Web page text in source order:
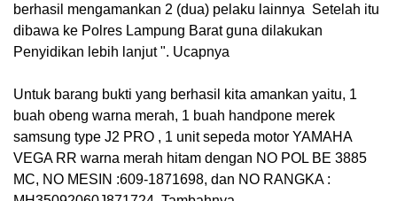
berhasil mengamankan 2 (dua) pelaku lainnya Setelah itu
dibawa ke Polres Lampung Barat guna dilakukan
Penyidikan lebih lanjut ". Ucapnya
Untuk barang bukti yang berhasil kita amankan yaitu, 1
buah obeng warna merah, 1 buah handpone merek
samsung type J2 PRO , 1 unit sepeda motor YAMAHA
VEGA RR warna merah hitam dengan NO POL BE 3885
MC, NO MESIN :609-1871698, dan NO RANGKA :